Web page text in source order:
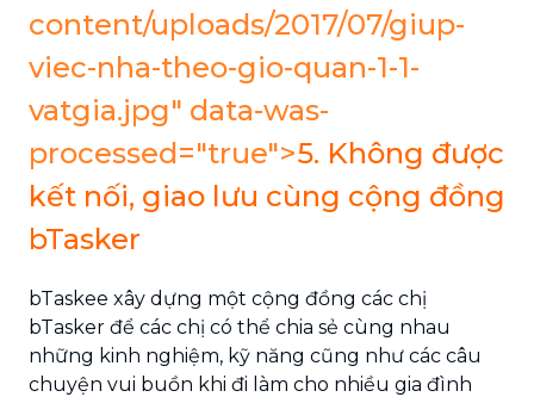
content/uploads/2017/07/giup-
viec-nha-theo-gio-quan-1-1-
vatgia.jpg" data-was-
processed="true">5. Không được
kết nối, giao lưu cùng cộng đồng
bTasker
bTaskee xây dựng một cộng đồng các chị
bTasker để các chị có thể chia sẻ cùng nhau
những kinh nghiệm, kỹ năng cũng như các câu
chuyện vui buồn khi đi làm cho nhiều gia đình